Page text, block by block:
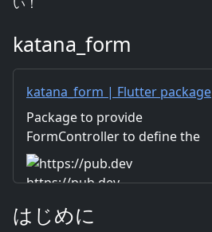
katana_form
katana_form | Flutter package
Package to provide
FormController to define the
use of forms and FormStyle to
unify the look and feel of
https://pub.dev
はじめに